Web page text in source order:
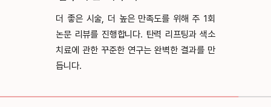
만족도를 위해 주 1회
다. 탄력 리프팅과 색소
구는 완벽한 결과를 만
라 마음까지 치료
용품, 시술 과정 중
도록, 편안하고 여